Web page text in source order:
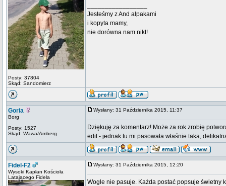
Posty: 37804
Skąd: Sandomierz
Jesteśmy z And alpakami
i kopyta mamy,
nie dorówna nam nikt!
Goria
Borg
Posty: 1527
Skąd: Wawa/Amberg
Wysłany: 31 Października 2015, 11:37
Dziękuję za komentarz! Może za rok zrobię
edit - jednak tu mi pasowała właśnie taka,
Fidel-F2
Wysoki Kapłan Kościoła
Latającego Fidela
Wysłany: 31 Października 2015, 12:20
Wogle nie pasuje. Każda postać popsuje świetny